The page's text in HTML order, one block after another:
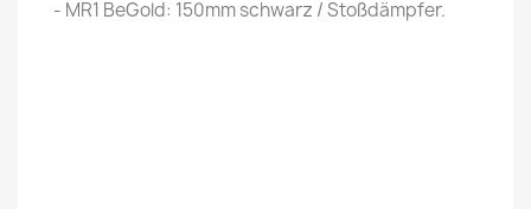
- MR1 BeGold: 150mm schwarz / Stoßdämpfer.